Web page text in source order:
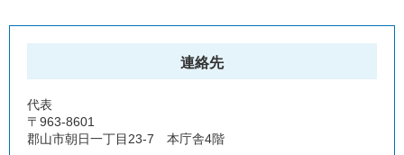
連絡先
代表
〒963-8601
郡山市朝日一丁目23-7 本庁舎4階